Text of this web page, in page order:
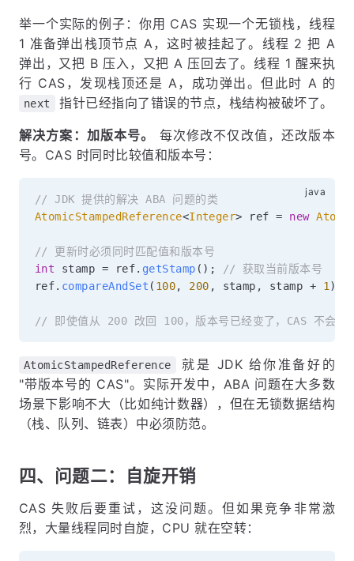
举一个实际的例子：你用 CAS 实现一个无锁栈，线程
1 准备弹出栈顶节点 A，这时被挂起了。线程 2 把 A
弹出，又把 B 压入，又把 A 压回去了。线程 1 醒来执
行 CAS，发现栈顶还是 A，成功弹出。但此时 A 的
next 指针已经指向了错误的节点，栈结构被破坏了。
解决方案：加版本号。
每次修改不仅改值，还改版本
号。CAS 时同时比较值和版本号：
// JDK 提供的解决 ABA 问题的类
AtomicStampedReference<Integer> ref = new
// 更新时必须同时匹配值和版本号
int stamp = ref. getStamp ( ) ;
// 获取当前版本号
ref. compareAndSet ( 100, 200 , stamp , stamp + 1 )
// 即使值从 200 改回 100，版本号已经变了，CAS 不会误
AtomicStampedReference
就是 JDK 给你准备好的
"带版本号的 CAS"。实际开发中，ABA 问题在大多数
场景下影响不大（比如纯计数器），但在无锁数据结构
（栈、队列、链表）中必须防范。
四、问题二：自旋开销
CAS 失败后要重试，这没问题。但如果竞争非常激
烈，大量线程同时自旋，CPU 就在空转：